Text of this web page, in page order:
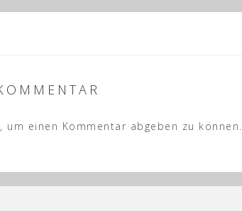
um einen Kommentar abgeben zu können.